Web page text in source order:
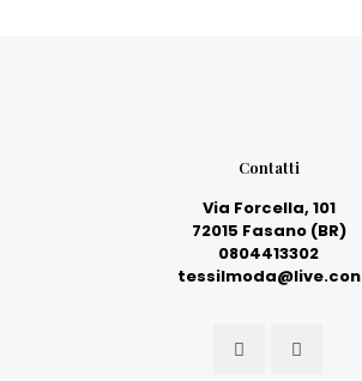
Contatti
Via Forcella, 101
72015 Fasano (BR)
0804413302
tessilmoda@live.con